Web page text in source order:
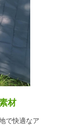
材
で快適なア